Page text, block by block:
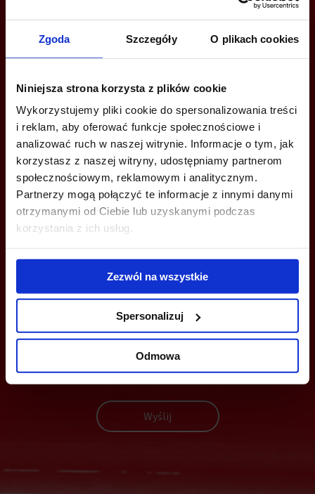
Zgoda Szczegóły O plikach cookies
Niniejsza strona korzysta z plików cookie
Wykorzystujemy pliki cookie do spersonalizowania treści
i reklam, aby oferować funkcje społecznościowe i
analizować ruch w naszej witrynie. Informacje o tym, jak
korzystasz z naszej witryny, udostępniamy partnerom
społecznościowym, reklamowym i analitycznym.
Partnerzy mogą połączyć te informacje z innymi danymi
otrzymanymi od Ciebie lub uzyskanymi podczas
korzystania z ich usług.
Zezwól na wszystkie
Spersonalizuj
Odmowa
Joanna Tomala
joanna.tomala@jll.com
Agnieszka Majka-Pietruszka
+48 735 198 028
a.majkapietruszka@jll.com
MOŻESZ TEŻ ZOSTAWIĆ SWÓJ NUMER, A MY SKONTAKTUJEMY SIĘ
Wyślij